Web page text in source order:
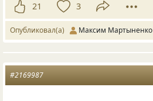
21 3
Опубликовал(а) Максим Мартыненко
#2169987